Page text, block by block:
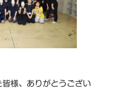
様、ありがとうござい